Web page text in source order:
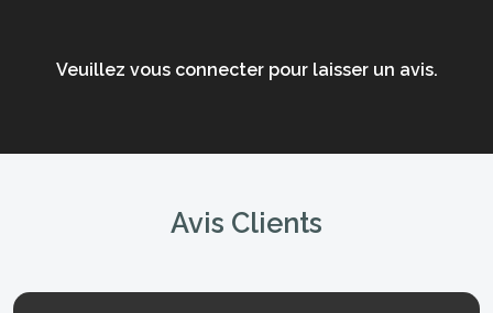
Veuillez vous connecter pour laisser un avis.
Avis Clients